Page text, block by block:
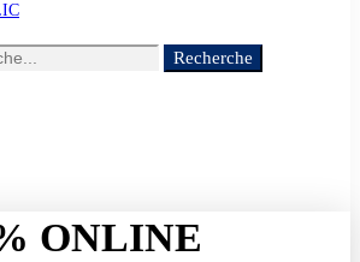
Recherche
ONLINE